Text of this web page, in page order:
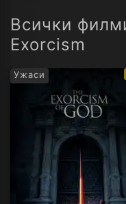
Всички
Exorcism
Ужаси